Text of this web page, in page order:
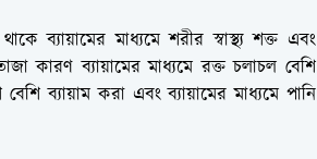
ব্যায়ামের মাধ্যমে শরীর স্বাস্থ্য শক্ত এবং
ব্যায়ামের মাধ্যমে রক্ত চলাচল বেশি
ব্যায়াম করা এবং ব্যায়ামের মাধ্যমে পানি